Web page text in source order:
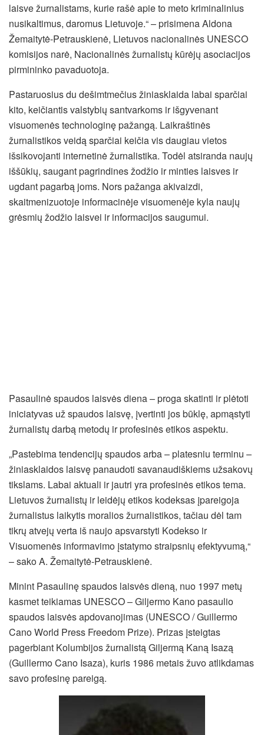
laisve žurnalistams, kurie rašė apie to meto kriminalinius
nusikaltimus, daromus Lietuvoje.“ – prisimena Aldona
Žemaitytė-Petrauskienė, Lietuvos nacionalinės UNESCO
komisijos narė, Nacionalinės žurnalistų kūrėjų asociacijos
pirmininko pavaduotoja.
Pastaruosius du dešimtmečius žiniasklaida labai sparčiai
kito, keičiantis valstybių santvarkoms ir išgyvenant
visuomenės technologinę pažangą. Laikraštinės
žurnalistikos veidą sparčiai keičia vis daugiau vietos
išsikovojanti internetinė žurnalistika. Todėl atsiranda naujų
iššūkių, saugant pagrindines žodžio ir minties laisves ir
ugdant pagarbą joms. Nors pažanga akivaizdi,
skaitmenizuotoje informacinėje visuomenėje kyla naujų
grėsmių žodžio laisvei ir informacijos saugumui.
Pasaulinė spaudos laisvės diena – proga skatinti ir plėtoti
iniciatyvas už spaudos laisvę, įvertinti jos būklę, apmąstyti
žurnalistų darbą metodų ir profesinės etikos aspektu.
„Pastebima tendencijų spaudos arba – platesniu terminu –
žiniasklaidos laisvę panaudoti savanaudiškiems užsakovų
tikslams. Labai aktuali ir jautri yra profesinės etikos tema.
Lietuvos žurnalistų ir leidėjų etikos kodeksas įpareigoja
žurnalistus laikytis moralios žurnalistikos, tačiau dėl tam
tikrų atvejų verta iš naujo apsvarstyti Kodekso ir
Visuomenės informavimo įstatymo straipsnių efektyvumą,“
– sako A. Žemaitytė-Petrauskienė.
Minint Pasaulinę spaudos laisvės dieną, nuo 1997 metų
kasmet teikiamas UNESCO – Giljermo Kano pasaulio
spaudos laisvės apdovanojimas (UNESCO / Guillermo
Cano World Press Freedom Prize). Prizas įsteigtas
pagerbiant Kolumbijos žurnalistą Giljermą Kaną Isazą
(Guillermo Cano Isaza), kuris 1986 metais žuvo atlikdamas
savo profesinę pareigą.